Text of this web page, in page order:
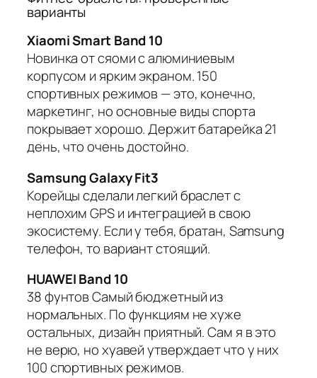
варианты
Xiaomi Smart Band 10
Новинка от сяоми с алюминиевым
корпусом и ярким экраном. 150
спортивных режимов — это, конечно,
маркетинг, но основные виды спорта
покрывает хорошо. Держит батарейка 21
день, что очень достойно.
Samsung Galaxy Fit3
Корейцы сделали легкий браслет с
неплохим GPS и интеграцией в свою
экосистему. Если у тебя, братан, Samsung
телефон, то вариант стоящий.
HUAWEI Band 10
38 фунтов Самый бюджетный из
нормальных. По функциям не хуже
остальных, дизайн приятный. Сам я в это
не верю, но хуавей утверждает что у них
100 спортивных режимов.